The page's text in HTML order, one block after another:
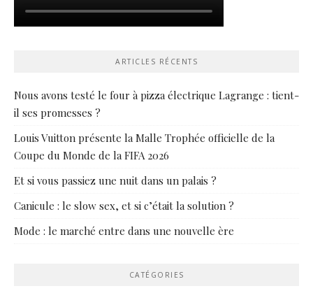
ARTICLES RÉCENTS
Nous avons testé le four à pizza électrique Lagrange : tient-
il ses promesses ?
Louis Vuitton présente la Malle Trophée officielle de la
Coupe du Monde de la FIFA 2026
Et si vous passiez une nuit dans un palais ?
Canicule : le slow sex, et si c’était la solution ?
Mode : le marché entre dans une nouvelle ère
CATÉGORIES